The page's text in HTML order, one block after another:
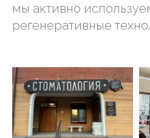
мы активно
регенеративные